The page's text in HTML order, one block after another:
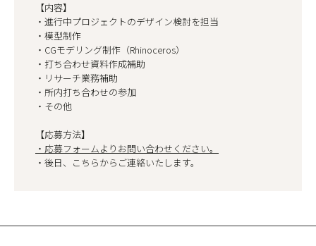
【内容】
・進行中プロジェクトのデザイン検討を担当
・模型制作
・CGモデリング制作（Rhinoceros）
・打ち合わせ資料作成補助
・リサーチ業務補助
・所内打ち合わせの参加
・その他
【応募方法】
・応募フォームよりお問い合わせください。
・後日、こちらからご連絡いたします。